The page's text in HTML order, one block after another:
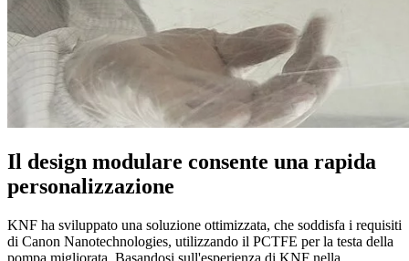
Il design modulare consente una rapida
personalizzazione
KNF ha sviluppato una soluzione ottimizzata, che soddisfa i requisiti
di Canon Nanotechnologies, utilizzando il PCTFE per la testa della
pompa migliorata. Basandosi sull'esperienza di KNF nella